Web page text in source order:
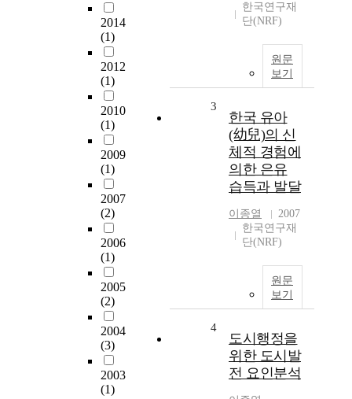
2014
(1)
2012
(1)
2010
(1)
2009
(1)
2007
(2)
2006
(1)
2005
(2)
2004
(3)
2003
(1)
한국연구재
단(NRF)
원문
보기
3
한국 유아
(幼兒)의 신
체적 경험에
의한 은유
습득과 발달
이종열
2007
한국연구재
단(NRF)
원문
보기
4
도시행정을
위한 도시발
전 요인분석